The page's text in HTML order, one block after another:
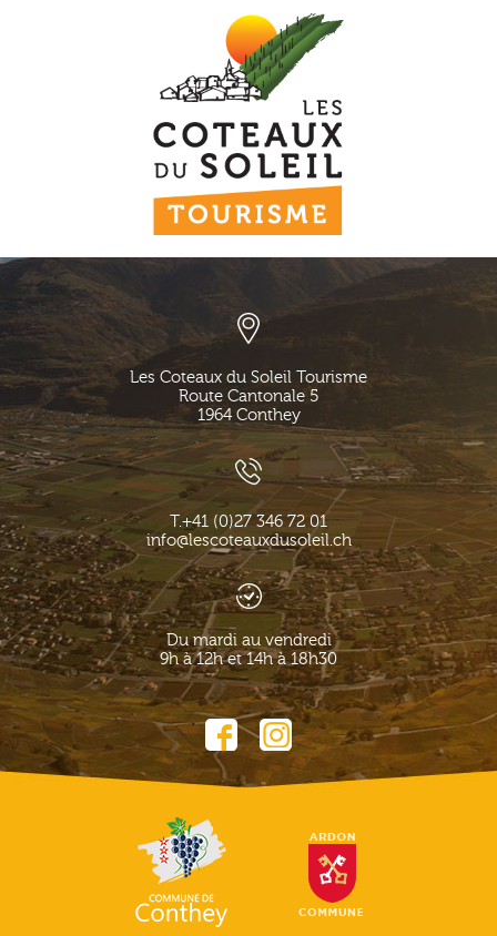
Les Coteaux du Soleil Tourisme
Route Cantonale 5
1964 Conthey
T.+41 (0)27 346 72 01
info@lescoteauxdusoleil.ch
Du mardi au vendredi
9h à 12h et 14h à 18h30